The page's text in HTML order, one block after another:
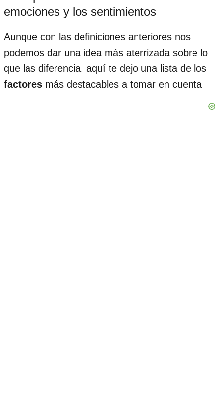
emociones y los sentimientos
Aunque con las definiciones anteriores nos
podemos dar una idea más aterrizada sobre lo
que las diferencia, aquí te dejo una lista de los
factores más destacables a tomar en cuenta